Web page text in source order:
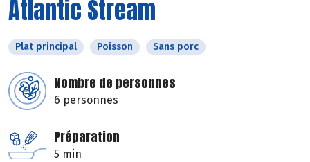
Atlantic Stream
Plat principal Poisson Sans porc
Nombre de personnes
6 personnes
Préparation
5 min